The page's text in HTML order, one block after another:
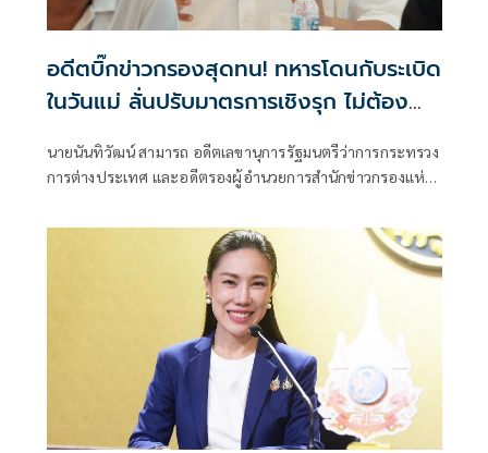
อดีตบิ๊กข่าวกรองสุดทน! ทหารโดนกับระเบิด
ในวันแม่ ลั่นปรับมาตรการเชิงรุก ไม่ต้อง
นายนันทิวัฒน์ สามารถ อดีตเลขานุการรัฐมนตรีว่าการกระทรวง
การต่างประเทศ และอดีตรองผู้อำนวยการสำนักข่าวกรองแห่ง